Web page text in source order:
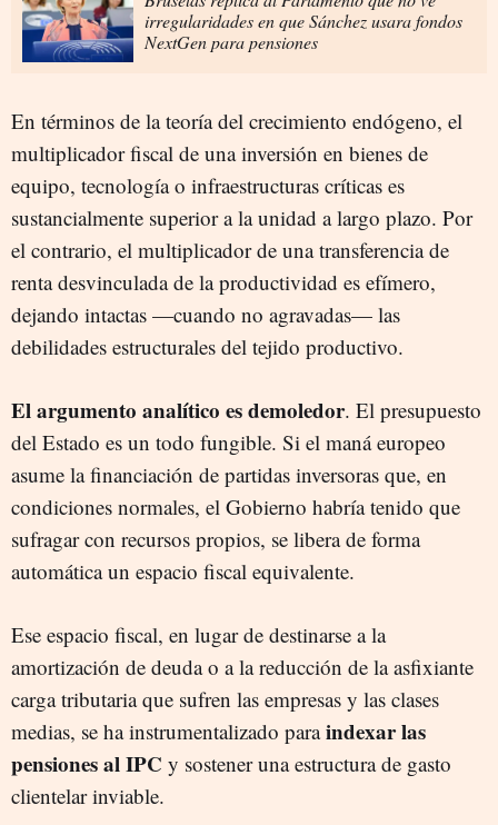
irregularidades en que Sánchez usara fondos
NextGen para pensiones
En términos de la teoría del crecimiento endógeno, el
multiplicador fiscal de una inversión en bienes de
equipo, tecnología o infraestructuras críticas es
sustancialmente superior a la unidad a largo plazo. Por
el contrario, el multiplicador de una transferencia de
renta desvinculada de la productividad es efímero,
dejando intactas —cuando no agravadas— las
debilidades estructurales del tejido productivo.
El argumento analítico es demoledor. El presupuesto
del Estado es un todo fungible. Si el maná europeo
asume la financiación de partidas inversoras que, en
condiciones normales, el Gobierno habría tenido que
sufragar con recursos propios, se libera de forma
automática un espacio fiscal equivalente.
Ese espacio fiscal, en lugar de destinarse a la
amortización de deuda o a la reducción de la asfixiante
carga tributaria que sufren las empresas y las clases
medias, se ha instrumentalizado paraindexar las
pensiones al IPC y sostener una estructura de gasto
clientelar inviable.